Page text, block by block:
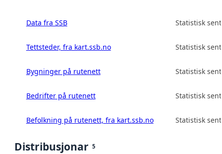
Data fra SSB Statistisk
Tettsteder, fra kart.ssb.no Statistisk
Bygninger på rutenett Statistisk
Bedrifter på rutenett Statistisk
Befolkning på rutenett, fra kart.ssb.no Statistisk
Distribusjonar 5